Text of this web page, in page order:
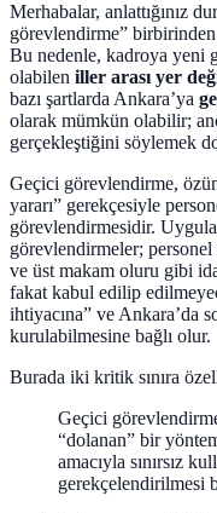
Merhabalar, anlattığınız
görevlendirme”
Bu nedenle, kadroya yeni
olabilen iller arası yer
bazı şartlarda Ankara’ya
olarak mümkün olabilir;
gerçekleştiğini söylemek
Geçici görevlendirme,
yararı” gerekçesiyle
görevlendirmesidir.
görevlendirmeler;
ve üst makam oluru gibi
fakat kabul edilip
ihtiyacına” ve Ankara’da
kurulabilmesine bağlı olur.
Burada iki kritik sınıra
Geçici
“dolanan” bir
amacıyla sınırsız
gerekçelendirilmesi